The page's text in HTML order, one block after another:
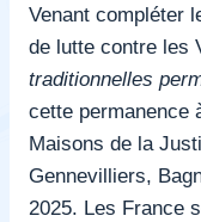
Venant compléter
de lutte contre les
traditionnelles
cette permanence
Maisons de la
Gennevilliers,
2025. Les France